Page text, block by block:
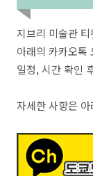
지브리 미술관
아래의 카카오톡
일정, 시간 확인
자세한 사항은